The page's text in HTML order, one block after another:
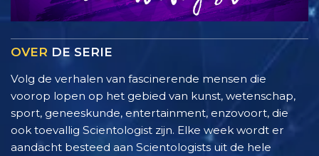
OVER DE SERIE
Volg de verhalen van fascinerende mensen die
voorop lopen op het gebied van kunst, wetenschap,
sport, geneeskunde, entertainment, enzovoort, die
ook toevallig Scientologist zijn. Elke week wordt er
aandacht besteed aan Scientologists uit de hele